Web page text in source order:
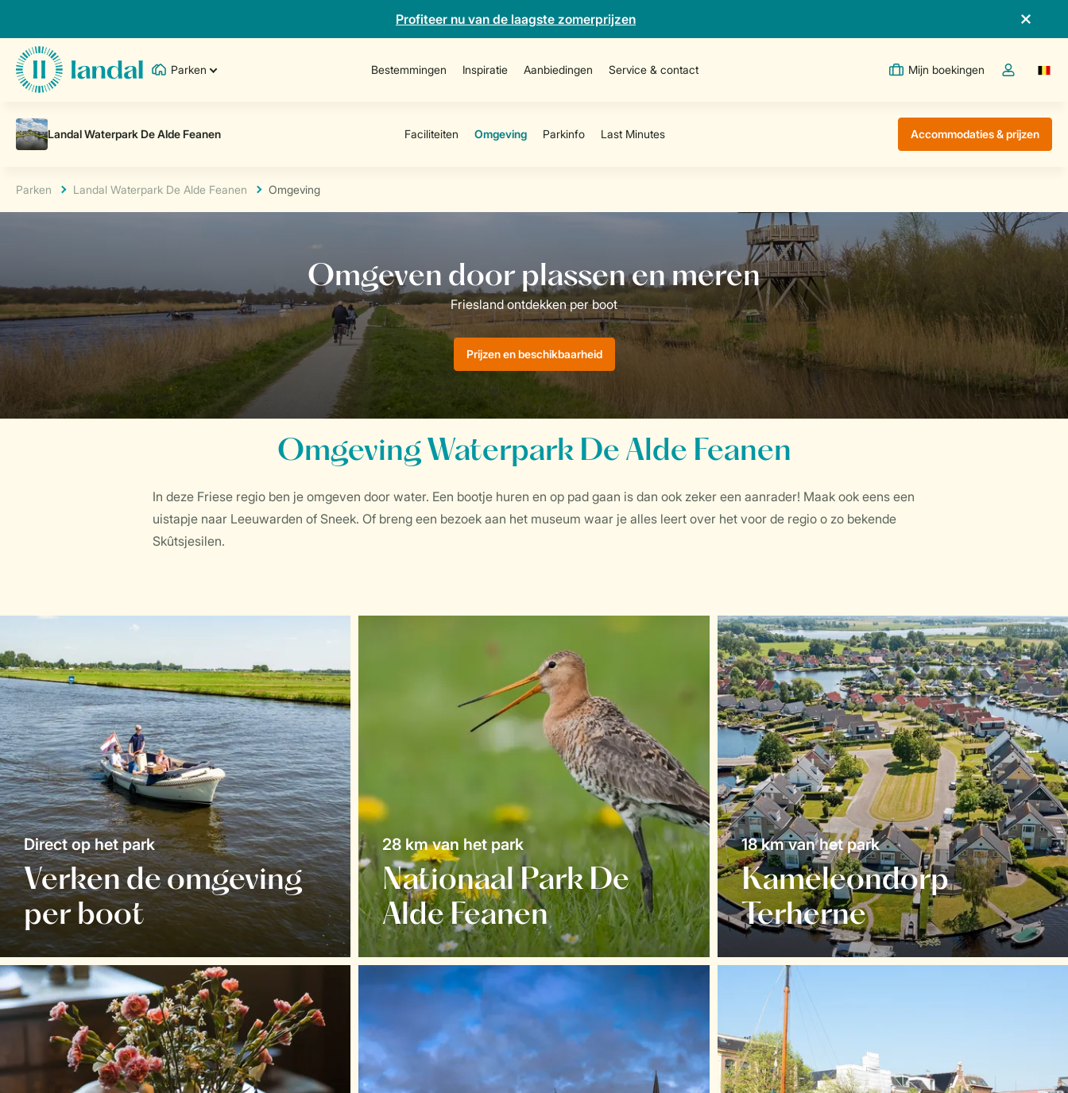
Profiteer nu van de laagste zomerprijzen
Parken Bestemmingen Inspiratie Aanbiedingen Service & contact Mijn boekingen
Open de
Accommodaties & prijzen
Parken Landal Waterpark De Alde Feanen Omgeving
Prijzen en beschikbaarheid
Omgeving Waterpark De Alde Feanen
In deze Friese regio ben je omgeven door water. Een bootje huren en op pad gaan is dan ook zeker een aanrader! Maak ook eens een
uistapje naar Leeuwarden of Sneek. Of breng een bezoek aan het museum waar je alles leert over het voor de regio o zo bekende
Skûtsjesilen.
Verken de omgeving
per boot
Direct op het park
Nationaal Park De
Alde Feanen
28 km van het park
Kameleondorp
Terherne
18 km van het park